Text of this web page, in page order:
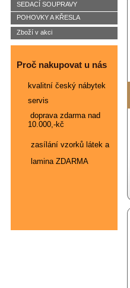
SEDACÍ SOUPRAVY
POHOVKY A KŘESLA
Zboží v akci
Proč nakupovat u nás
kvalitní český nábytek
servis
doprava zdarma nad
10.000,-kč
zasílání vzorků látek a
lamina ZDARMA